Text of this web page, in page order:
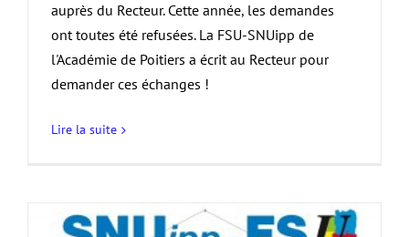
auprès du Recteur. Cette année, les demandes
ont toutes été refusées. La FSU-SNUipp de
l'Académie de Poitiers a écrit au Recteur pour
demander ces échanges !
Lire la suite